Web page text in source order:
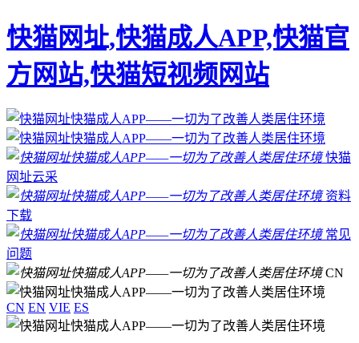
快猫网址,快猫成人APP,快猫官
方网站,快猫短视频网站
快猫
网址云采
资料
下载
常见
问题
CN
CN EN VIE ES